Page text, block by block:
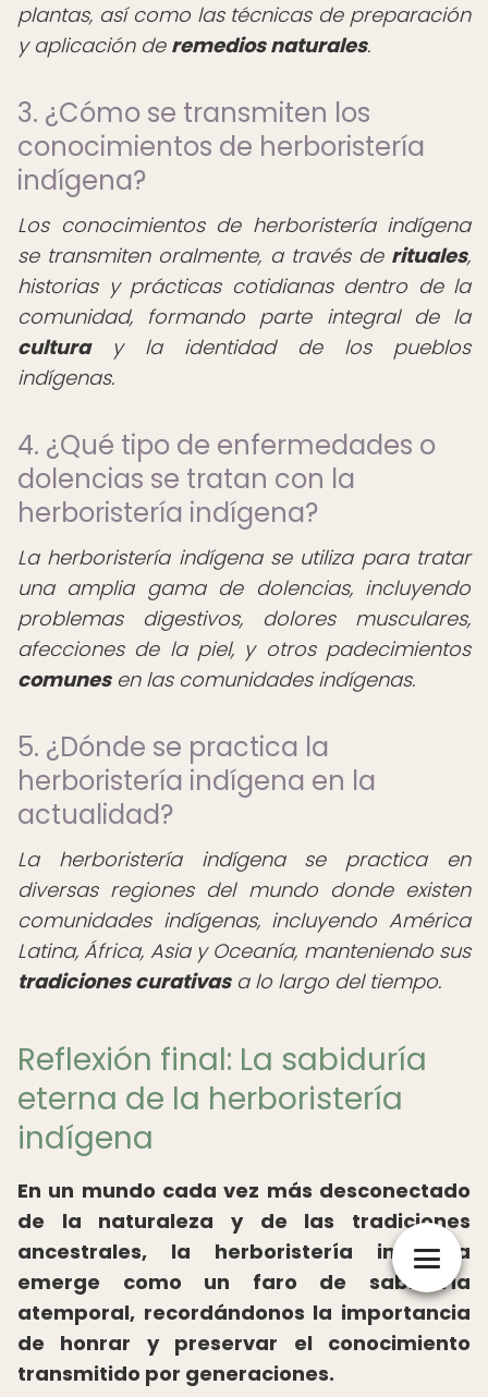
plantas, así como las técnicas de preparación
y aplicación de remedios naturales.
3. ¿Cómo se transmiten los
conocimientos de herboristería
indígena?
Los conocimientos de herboristería indígena
se transmiten oralmente, a través de rituales,
historias y prácticas cotidianas dentro de la
comunidad, formando parte integral de la
culturay la identidad de los pueblos
indígenas.
4. ¿Qué tipo de enfermedades o
dolencias se tratan con la
herboristería indígena?
La herboristería indígena se utiliza para tratar
una amplia gama de dolencias, incluyendo
problemas digestivos, dolores musculares,
afecciones de la piel, y otros padecimientos
comunesen las comunidades indígenas.
5. ¿Dónde se practica la
herboristería indígena en la
actualidad?
La herboristería indígena se practica en
diversas regiones del mundo donde existen
comunidades indígenas, incluyendo América
Latina, África, Asia y Oceanía, manteniendo sus
tradiciones curativasa lo largo del tiempo.
Reflexión final: La sabiduría
eterna de la herboristería
indígena
En un mundo cada vez más desconectado
de la naturaleza y de las tradiciones
ancestrales, la herboristería indígena
emerge como un faro de sabiduría
atemporal, recordándonos la importancia
de honrar y preservar el conocimiento
transmitido por generaciones.